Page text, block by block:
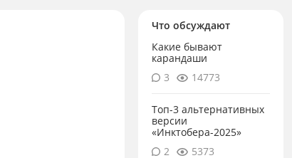
Что обсуждают
Какие бывают
карандаши
3
14773
Топ-3 альтернативных
версии
«Инктобера-2025»
2
5373